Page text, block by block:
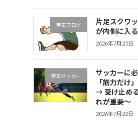
学生ブログ
片足スクワ
が内側に入
2026年7月25日
学生サッカー
サッカーに
「筋力だけ
→ 受け止め
れが重要～
2026年7月22日